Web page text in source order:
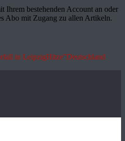
Ihrem bestehenden Account an oder
Abo mit Zugang zu allen Artikeln.
in LeipzigHitze"Deutschland